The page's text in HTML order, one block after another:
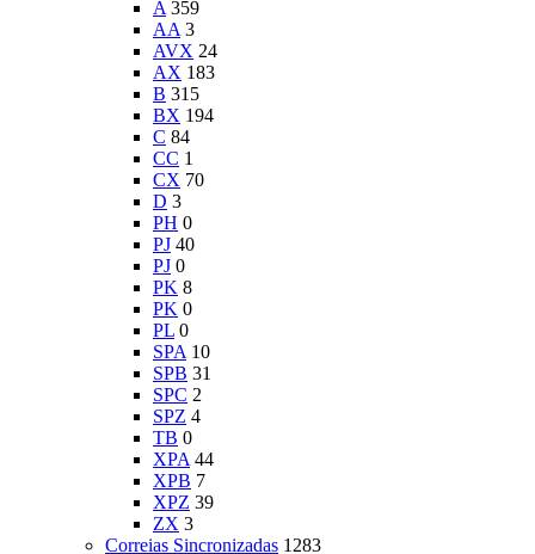
A 359
AA 3
AVX 24
AX 183
B 315
BX 194
C 84
CC 1
CX 70
D 3
PH 0
PJ 40
PJ 0
PK 8
PK 0
PL 0
SPA 10
SPB 31
SPC 2
SPZ 4
TB 0
XPA 44
XPB 7
XPZ 39
ZX 3
Correias Sincronizadas 1283